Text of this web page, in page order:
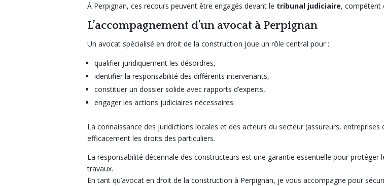
À Perpignan, ces recours peuvent être engagés devant le tribunal judiciaire, compétent
L’accompagnement d’un avocat à Perpignan
Un avocat spécialisé en droit de la construction joue un rôle central pour :
qualifier juridiquement les désordres,
identifier la responsabilité des différents intervenants,
constituer un dossier solide avec rapports d’experts,
engager les actions judiciaires nécessaires.
La connaissance des juridictions locales et des acteurs du secteur (assureurs,
efficacement les droits des particuliers.
La responsabilité décennale des constructeurs est une garantie essentielle pour
travaux.
En tant qu’avocat en droit de la construction à Perpignan, je vous accompagne pour